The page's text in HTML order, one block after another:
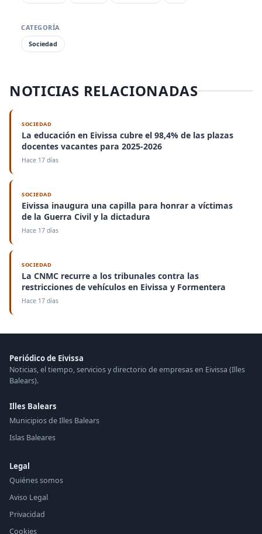
CATEGORÍA
Sociedad
NOTICIAS RELACIONADAS
SOCIEDAD
La educación en Eivissa cubre el 98,4% de las plazas
docentes vacantes para 2025-2026
Hace 17 días
SOCIEDAD
Eivissa inaugura una capilla para honrar a víctimas
de la Guerra Civil y la dictadura
Hace 17 días
SOCIEDAD
La CNMC recurre a los tribunales contra las
restricciones de vehículos en Eivissa y Formentera
Hace 17 días
Periódico de Eivissa
Noticias, el tiempo, servicios y directorio de empresas en Eivissa (Illes
Balears).
Illes Balears
Municipios de Illes Balears
Islas Baleares
Legal
Quiénes somos
Aviso Legal
Privacidad
Cookies